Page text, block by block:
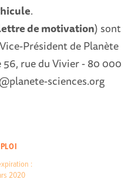
.
lettre de motivation) sont
Président de Planète
rue du Vivier - 80 000
sciences.org
:
2020